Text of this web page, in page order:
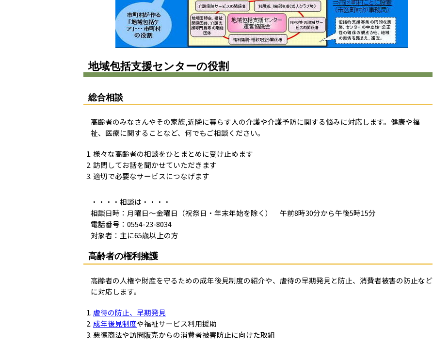
地域包括支援センターの役割
総合相談
高齢者のみなさんやその家族,近隣に暮らす人の介護や介護予防に関する悩みに対応します。健康や福
祉、医療に関することなど、何でもご相談ください。
様々な高齢者の相談をひとまとめに受け止めます
訪問してお話を聞かせていただきます
適切で必要なサービスにつなげます
・・・・相談は・・・・
相談日時：月曜日～金曜日（祝祭日・年末年始を除く） 午前8時30分から午後5時15分
電話番号：0554-23-8034
対象者：主に65歳以上の方
高齢者の権利擁護
高齢者の人権や財産を守るための成年後見制度の紹介や、虐待の早期発見と防止、消費者被害の防止など
に対応します。
虐待の防止、早期発見
成年後見制度や福祉サービス利用援助
悪徳商法や訪問販売からの消費者被害防止に向けた取組